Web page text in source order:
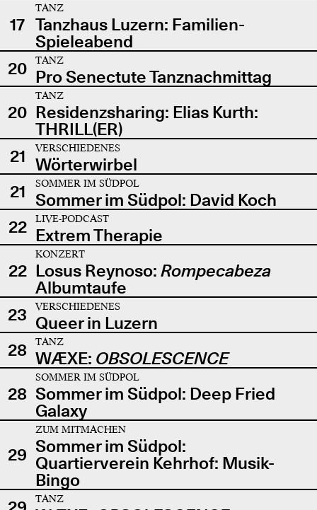
17
TANZ
Tanzhaus Luzern: Familien-
Spieleabend
20
TANZ
Pro Senectute Tanznachmittag
20
TANZ
Residenzsharing: Elias Kurth:
THRILL(ER)
21
VERSCHIEDENES
Wörterwirbel
21
SOMMER IM SÜDPOL
Sommer im Südpol: David Koch
22
LIVE-PODCAST
Extrem Therapie
22
KONZERT
Losus Reynoso: Rompecabeza
Albumtaufe
23
VERSCHIEDENES
Queer in Luzern
28
TANZ
WÆXE: OBSOLESCENCE
28
SOMMER IM SÜDPOL
Sommer im Südpol: Deep Fried
Galaxy
29
ZUM MITMACHEN
Sommer im Südpol:
Quartierverein Kehrhof: Musik-
Bingo
TANZ